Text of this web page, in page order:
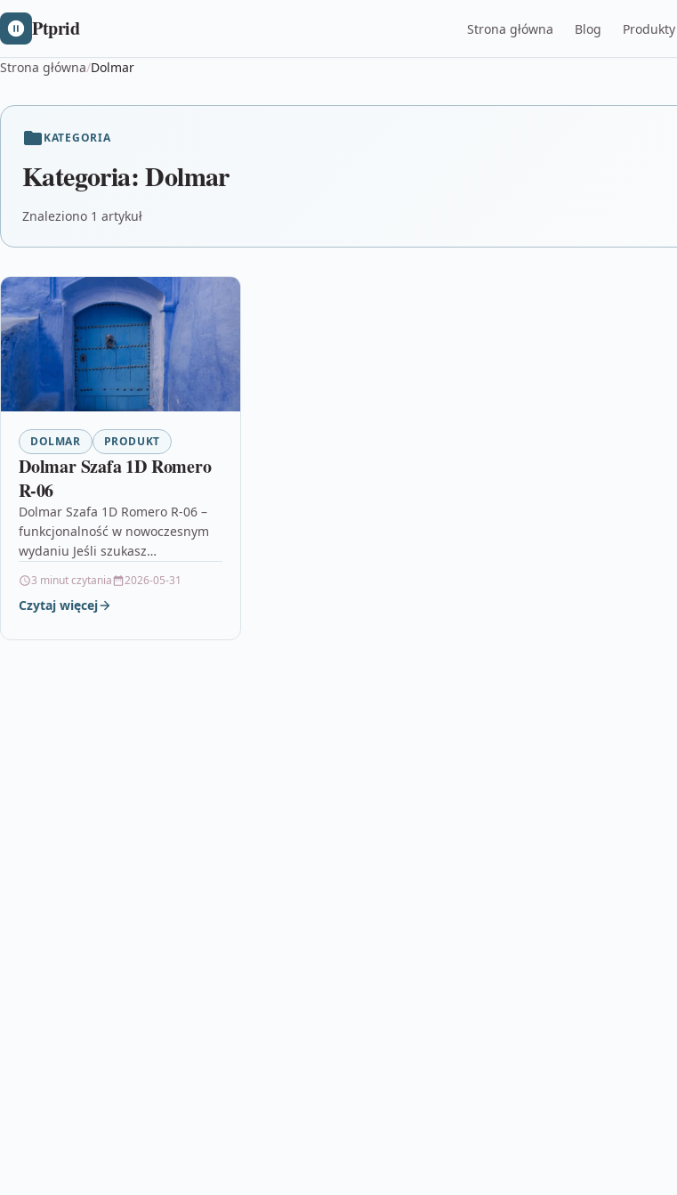
Ptprid Strona główna Blog Produkty
Strona główna/Dolmar
KATEGORIA
Kategoria:Dolmar
Znaleziono 1 artykuł
DOLMAR PRODUKT
Dolmar Szafa 1D Romero
R-06
Dolmar Szafa 1D Romero R-06 –
funkcjonalność w nowoczesnym
wydaniu Jeśli szukasz
codziennego użytku, Dolmar
Szafa 1D Romero R-06 może
3 minut czytania 2026-05-31
Czytaj więcej